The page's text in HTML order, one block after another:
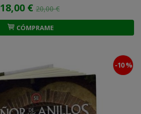
18,00 € 20,00 €
CÓMPRAME
-10 %